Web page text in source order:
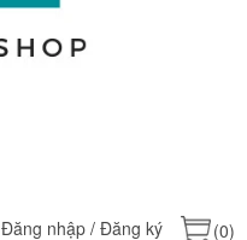
Đăng nhập / Đăng ký
(0)